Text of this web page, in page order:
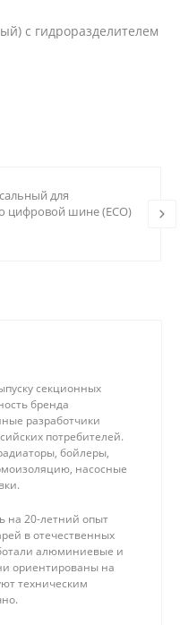
с гидроразделителем
для
цифровой шине (ECO)
секционных
бренда
разработчики
потребителей.
бойлеры,
насосные
на 20-летний опыт
в отечественных
алюминиевые и
ориентированы на
техническим